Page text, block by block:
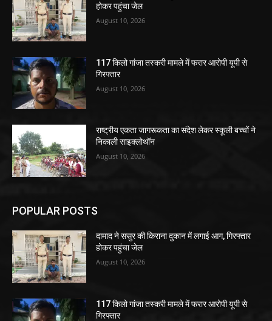
होकर पहुंचा जेल
August 10, 2026
117 किलो गांजा तस्करी मामले में फरार आरोपी यूपी से
गिरफ्तार
August 10, 2026
राष्ट्रीय एकता जागरूकता का संदेश लेकर स्कूली बच्चों ने
निकाली साइक्लोथॉन
August 10, 2026
POPULAR POSTS
दामाद ने ससुर की किराना दुकान में लगाई आग, गिरफ्तार
होकर पहुंचा जेल
August 10, 2026
117 किलो गांजा तस्करी मामले में फरार आरोपी यूपी से
गिरफ्तार